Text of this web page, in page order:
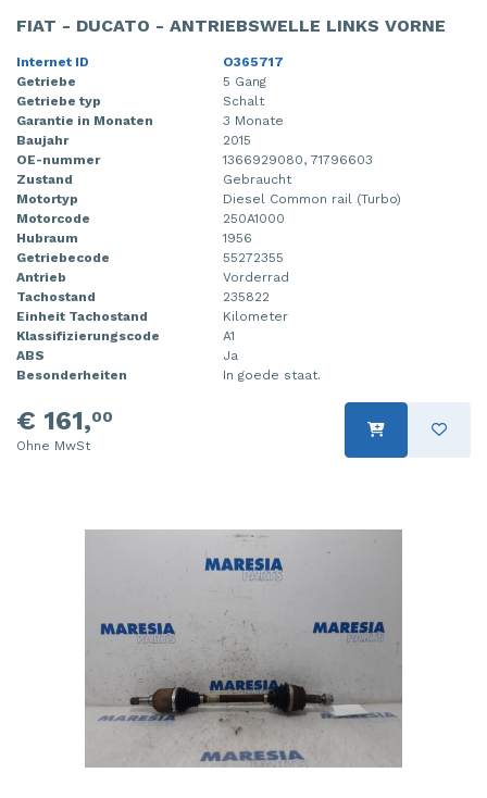
FIAT - DUCATO - ANTRIEBSWELLE LINKS VORNE
Internet ID
O365717
Getriebe
5 Gang
Getriebe typ
Schalt
Garantie in Monaten
3 Monate
Baujahr
2015
OE-nummer
1366929080, 71796603
Zustand
Gebraucht
Motortyp
Diesel Common rail (Turbo)
Motorcode
250A1000
Hubraum
1956
Getriebecode
55272355
Antrieb
Vorderrad
Tachostand
235822
Einheit Tachostand
Kilometer
Klassifizierungscode
A1
ABS
Ja
Besonderheiten
In goede staat.
€ 161,00
Ohne MwSt